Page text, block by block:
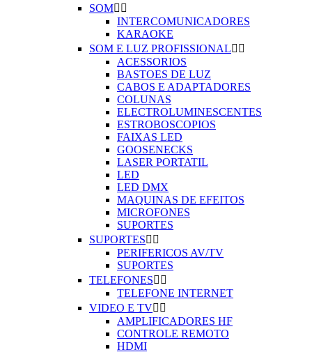
SOM 
INTERCOMUNICADORES
KARAOKE
SOM E LUZ PROFISSIONAL 
ACESSORIOS
BASTOES DE LUZ
CABOS E ADAPTADORES
COLUNAS
ELECTROLUMINESCENTES
ESTROBOSCOPIOS
FAIXAS LED
GOOSENECKS
LASER PORTATIL
LED
LED DMX
MAQUINAS DE EFEITOS
MICROFONES
SUPORTES
SUPORTES 
PERIFERICOS AV/TV
SUPORTES
TELEFONES 
TELEFONE INTERNET
VIDEO E TV 
AMPLIFICADORES HF
CONTROLE REMOTO
HDMI